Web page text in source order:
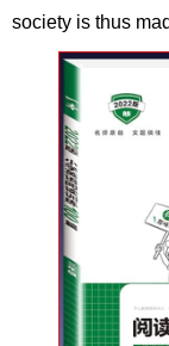
society is thus